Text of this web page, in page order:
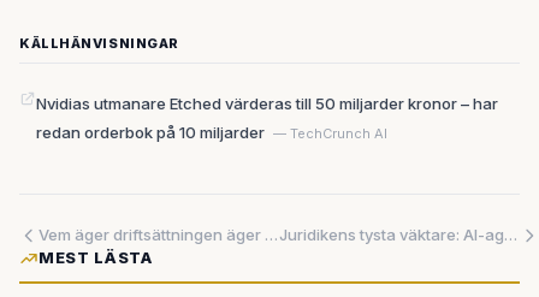
KÄLLHÄNVISNINGAR
Nvidias utmanare Etched värderas till 50 miljarder kronor – har
redan orderbok på 10 miljarder — TechCrunch AI
Vem äger driftsättningen äger framtiden – så erövras AI-marknaden med infrastruktur
Juridikens tysta väktare: AI-agenter på väg att ta över avtalsbevakningen dygnet runt
MEST LÄSTA